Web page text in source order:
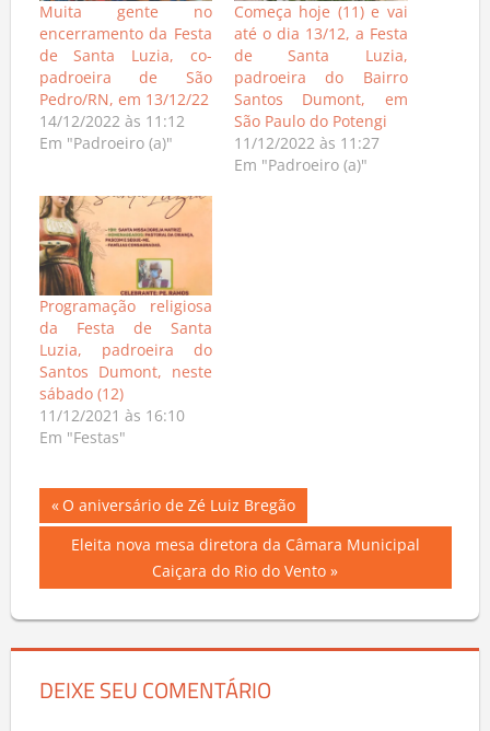
Muita gente no
encerramento da Festa
de Santa Luzia, co-
padroeira de São
Pedro/RN, em 13/12/22
14/12/2022 às 11:12
Em "Padroeiro (a)"
Começa hoje (11) e vai
até o dia 13/12, a Festa
de Santa Luzia,
padroeira do Bairro
Santos Dumont, em
São Paulo do Potengi
11/12/2022 às 11:27
Em "Padroeiro (a)"
Programação religiosa
da Festa de Santa
Luzia, padroeira do
Santos Dumont, neste
sábado (12)
11/12/2021 às 16:10
Em "Festas"
Navegação
de
Post
Previous
Post:
O aniversário de Zé Luiz Bregão
Next
Eleita nova mesa diretora da Câmara Municipal
Caiçara do Rio do Vento
DEIXE SEU COMENTÁRIO